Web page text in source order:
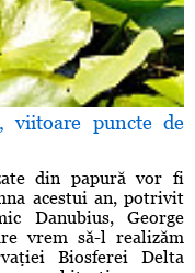
viitoare puncte de
din papură vor fi
acestui an, potrivit
Danubius, George
vrem să-l realizăm
Biosferei Delta